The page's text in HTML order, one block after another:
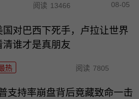
阅读 13466 08-05
国对巴西下死手，卢拉让世界
清谁才是真朋友
热 阅读 7805
支持率崩盘背后竟藏致命一击